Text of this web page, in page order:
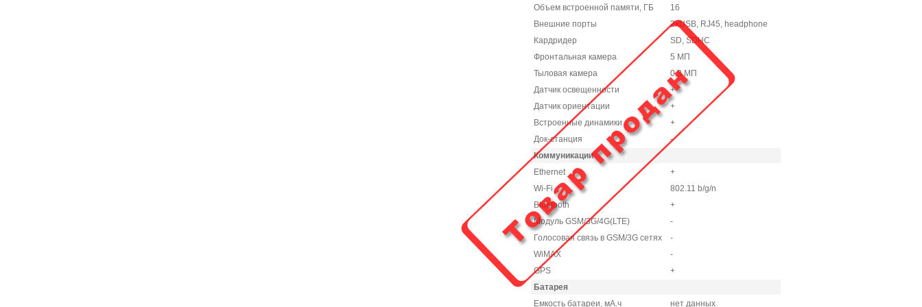
Объем встроенной памяти, ГБ
16
Внешние порты
2xUSB, RJ45, headphone
Кардридер
SD, SDHC
Фронтальная камера
5 МП
Тыловая камера
0,3 МП
Датчик освещенности
+
Датчик ориентации
+
Встроенные динамики
+
Док-станция
-
Коммуникации
Ethernet
+
Wi-Fi
802.11 b/g/n
Bluetooth
+
Модуль GSM/3G/4G(LTE)
-
Голосовая связь в GSM/3G сетях
-
WiMAX
-
GPS
+
Батарея
Емкость батареи, мА.ч
нет данных